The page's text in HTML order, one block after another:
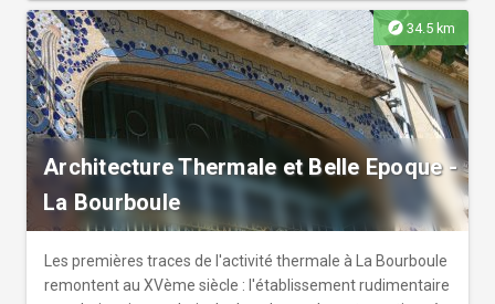
explore 34.5 km
Architecture Thermale et Belle Epoque -
La Bourboule
Les premières traces de l'activité thermale à La Bourboule
remontent au XVème siècle : l'établissement rudimentaire